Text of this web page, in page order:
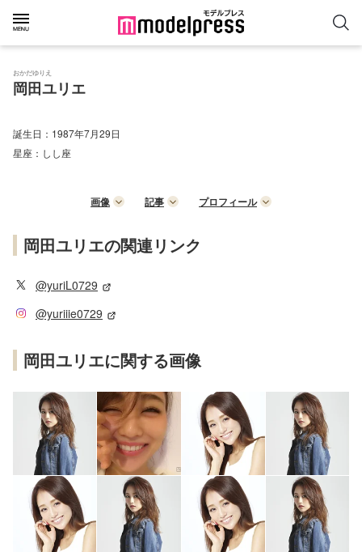
おかだゆりえ
岡田ユリエ
誕生日： 1987年7月29日
星座： しし座
画像 記事 プロフィール
岡田ユリエの関連リンク
@yuriL0729
@yuriiie0729
岡田ユリエに関する画像